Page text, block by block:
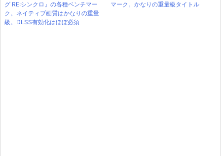
グ RE:シンクロ』の各種ベンチマー
ク。ネイティブ画質はかなりの重量
級。DLSS有効化はほぼ必須
マーク。かなりの重量級タイトル